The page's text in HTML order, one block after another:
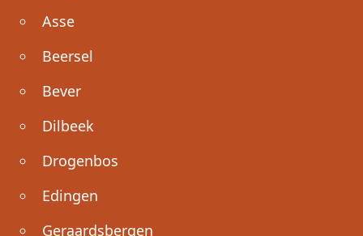
Asse
Beersel
Bever
Dilbeek
Drogenbos
Edingen
Geraardsbergen